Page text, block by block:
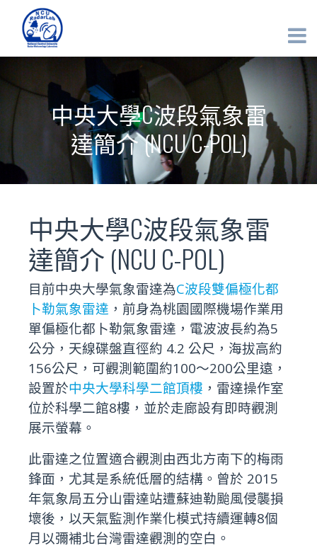
中央大學C波段氣象雷
達簡介 (NCU C-POL)
中央大學C波段氣象雷
達簡介 (NCU C-POL)
目前中央大學氣象雷達為C波段雙偏極化都
卜勒氣象雷達 ，前身為桃園國際機場作業用
單偏極化都卜勒氣象雷達，電波波長約為5
公分，天線碟盤直徑約 4.2 公尺，海拔高約
156公尺，可觀測範圍約100～200公里遠，
設置於中央大學科學二館頂樓 ，雷達操作室
位於科學二館8樓，並於走廊設有即時觀測
展示螢幕。
此雷達之位置適合觀測由西北方南下的梅雨
鋒面，尤其是系統低層的結構。曾於 2015
年氣象局五分山雷達站遭蘇迪勒颱風侵襲損
壞後，以天氣監測作業化模式持續運轉8個
月以彌補北台灣雷達觀測的空白。